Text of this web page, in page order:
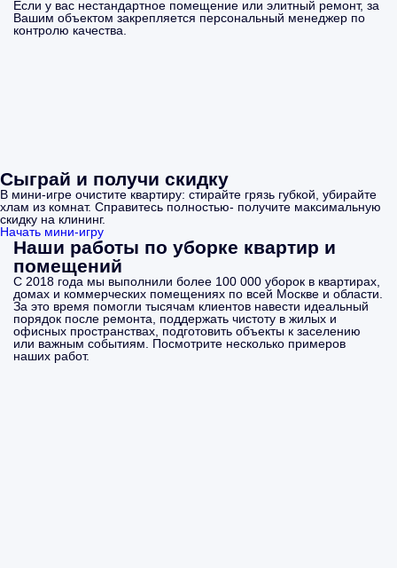
Если у вас нестандартное помещение или элитный ремонт, за
Вашим объектом закрепляется персональный менеджер по
контролю качества.
Сыграй и получи скидку
В мини-игре очистите квартиру: стирайте грязь губкой, убирайте
хлам из комнат. Справитесь полностью- получите максимальную
скидку на клининг.
Начать мини-игру
Наши работы по уборке квартир и
помещений
С 2018 года мы выполнили более 100 000 уборок в квартирах,
домах и коммерческих помещениях по всей Москве и области.
За это время помогли тысячам клиентов навести идеальный
порядок после ремонта, поддержать чистоту в жилых и
офисных пространствах, подготовить объекты к заселению
или важным событиям. Посмотрите несколько примеров
наших работ.